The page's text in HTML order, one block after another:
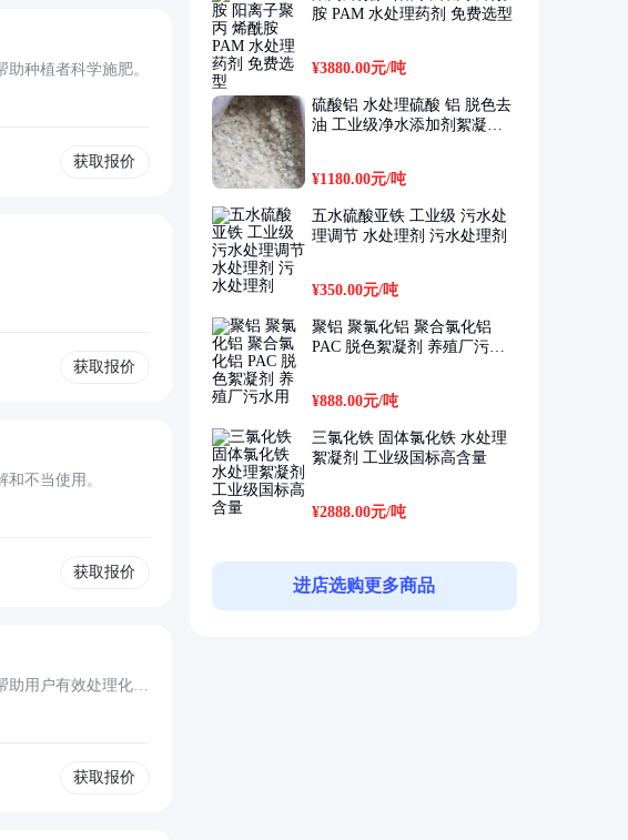
种植者科学施肥。
获取报价
获取报价
不当使用。
获取报价
助用户有效处理化肥
获取报价
胺 PAM 水处理药剂 免费选型
¥3880.00元/吨
硫酸铝 水处理硫酸 铝 脱色去
油 工业级净水添加剂絮凝专
¥1180.00元/吨
五水硫酸亚铁 工业级 污水处
理调节 水处理剂 污水处理剂
¥350.00元/吨
聚铝 聚氯化铝 聚合氯化铝
PAC 脱色絮凝剂 养殖厂污水
¥888.00元/吨
三氯化铁 固体氯化铁 水处理
絮凝剂 工业级国标高含量
¥2888.00元/吨
进店选购更多商品